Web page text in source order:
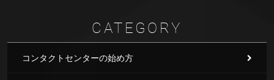
CATEGORY
コンタクトセンターの始め方